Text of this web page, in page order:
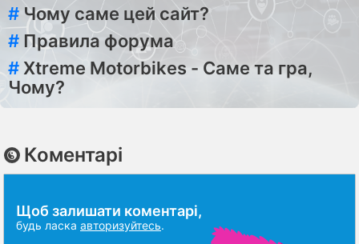
# Чому саме цей сайт?
# Правила форума
# Xtreme Motorbikes - Саме та гра,
Чому?
Коментарі
Щоб залишати коментарі,
будь ласка авторизуйтесь.